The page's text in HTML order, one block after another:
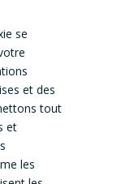
se
et des
tout
et
les